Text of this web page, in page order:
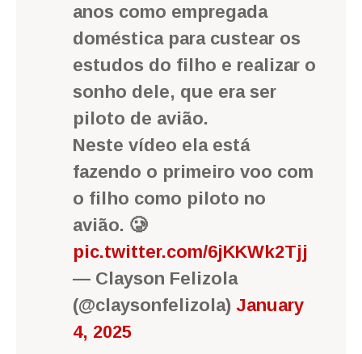
anos como empregada
doméstica para custear os
estudos do filho e realizar o
sonho dele, que era ser
piloto de avião.
Neste vídeo ela está
fazendo o primeiro voo com
o filho como piloto no
avião. 🥲
pic.twitter.com/6jKKWk2Tjj
— Clayson Felizola
(@claysonfelizola) January
4, 2025